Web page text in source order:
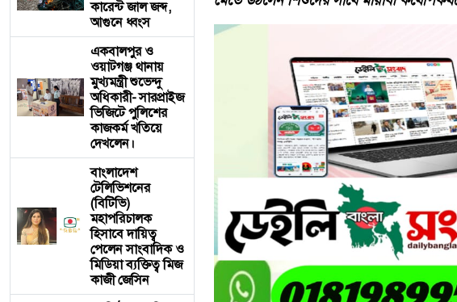
কারেন্ট জাল জব্দ,
আগুনে ধ্বংস
একবালপুর ও
ওয়াটগঞ্জ থানায়
মুখ্যমন্ত্রী শুভেন্দু
অধিকারী- সারপ্রাইজ
ভিজিটে পুলিশের
কাজকর্ম খতিয়ে
দেখলেন।
বাংলাদেশ
টেলিভিশনের
(বিটিভি)
মহাপরিচালক
হিসাবে দায়িত্ব
পেলেন সাংবাদিক ও
মিডিয়া ব্যক্তিত্ব মিজ
কাজী জেসিন